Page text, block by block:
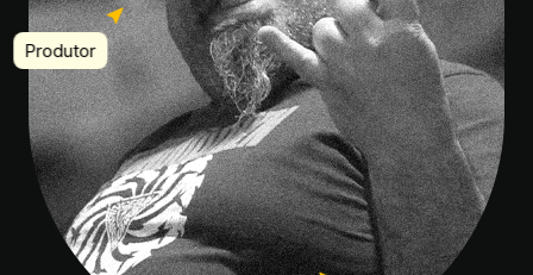
Produtor
Técnico de Som